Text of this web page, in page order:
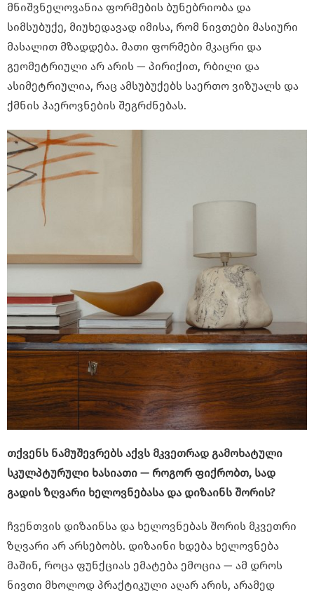
მნიშვნელოვანია ფორმების ბუნებრიობა და
სიმსუბუქე, მიუხედავად იმისა, რომ ნივთები მასიური
მასალით მზადდება. მათი ფორმები მკაცრი და
გეომეტრიული არ არის — პირიქით, რბილი და
ასიმეტრიულია, რაც ამსუბუქებს საერთო ვიზუალს და
ქმნის ჰაეროვნების შეგრძნებას.
თქვენს ნამუშევრებს აქვს მკვეთრად გამოხატული
სკულპტურული ხასიათი — როგორ ფიქრობთ, სად
გადის ზღვარი ხელოვნებასა და დიზაინს შორის?
ჩვენთვის დიზაინსა და ხელოვნებას შორის მკვეთრი
ზღვარი არ არსებობს. დიზაინი ხდება ხელოვნება
მაშინ, როცა ფუნქციას ემატება ემოცია — ამ დროს
ნივთი მხოლოდ პრაქტიკული აღარ არის, არამედ